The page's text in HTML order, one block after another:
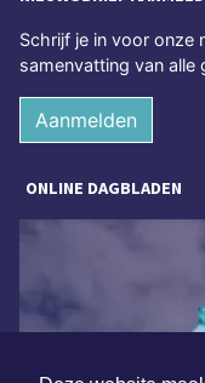
Schrijf je in voor onze
samenvatting van alle
Aanmelden
ONLINE DAGBLADEN